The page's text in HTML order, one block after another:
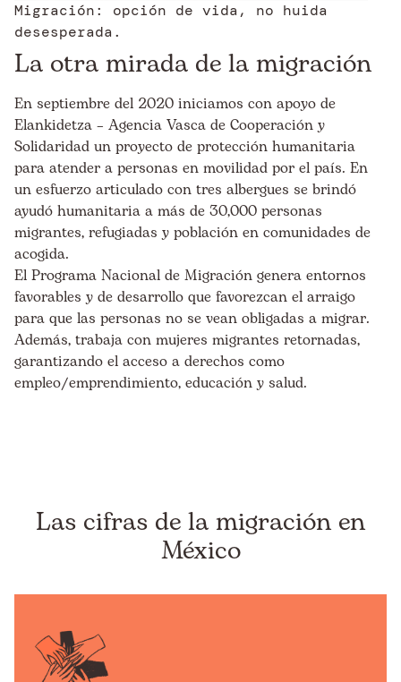
Migración: opción de vida, no huida
desesperada.
La otra mirada de la migración
En septiembre del 2020 iniciamos con apoyo de
Elankidetza – Agencia Vasca de Cooperación y
Solidaridad un proyecto de protección humanitaria
para atender a personas en movilidad por el país. En
un esfuerzo articulado con tres albergues se brindó
ayudó humanitaria a más de 30,000 personas
migrantes, refugiadas y población en comunidades de
acogida.
El Programa Nacional de Migración genera entornos
favorables y de desarrollo que favorezcan el arraigo
para que las personas no se vean obligadas a migrar.
Además, trabaja con mujeres migrantes retornadas,
garantizando el acceso a derechos como
empleo/emprendimiento, educación y salud.
Las cifras de la migración en
México